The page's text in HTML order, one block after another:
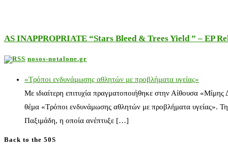
AS INAPPROPRIATE “Stars Bleed & Trees Yield ” – EP
nosos-notalone.gr
«Τρόποι ενδυνάμωσης αθλητών με προβλήματα υγείας»
Με ιδιαίτερη επιτυχία πραγματοποιήθηκε στην Αίθουσα
θέμα «Τρόποι ενδυνάμωσης αθλητών με προβλήματα υγείας».
Παξιμάδη, η οποία ανέπτυξε […]
Back to the 50S